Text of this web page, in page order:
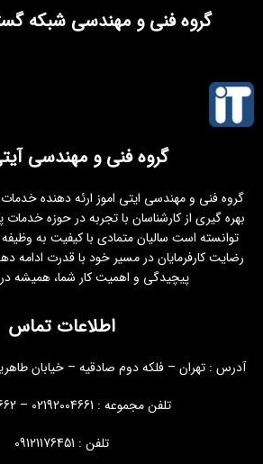
گروه فنی و مهندسی شبکه
گروه فنی و مهندسی
بهره گیری از کارشناسان با تجربه در حوزه خدمات
توانسته است سالیان متمادی با کیفیت به
رضایت کارفرمایان در مسیر خود با قدرت ادامه
پیچیدگی و اهمیت کار شما، همیشه
اطلاعات تماس
آدرس : تهران – فلکه دوم صادقیه – خیابان طاهریان –
تلفن مجموعه : 02192004661 – 02192004662
تلفن : 09121176451